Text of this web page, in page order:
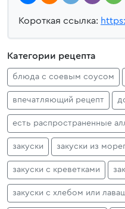
Короткая ссылка:
Категории рецепта
блюда с соевым соусом
впечатляющий рецепт
есть распространенные
закуски закуски из
закуски с креветками
закуски с хлебом или